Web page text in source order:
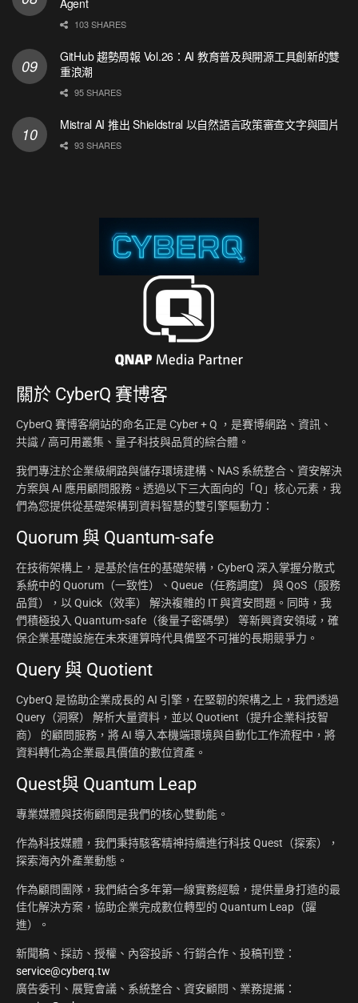
Agent
103 SHARES
GitHub 趨勢周報 Vol.26：AI 教育普及與開源工具創新的雙
重浪潮
95 SHARES
Mistral AI 推出 Shieldstral 以自然語言政策審查文字與圖片
93 SHARES
關於 CyberQ 賽博客
CyberQ 賽博客網站的命名正是 Cyber + Q ，是賽博網路、資訊、
共識 / 高可用叢集、量子科技與品質的綜合體。
我們專注於企業級網路與儲存環境建構、NAS 系統整合、資安解決
方案與 AI 應用顧問服務。透過以下三大面向的「Q」核心元素，我
們為您提供從基礎架構到資料智慧的雙引擎驅動力：
Quorum 與 Quantum-safe
在技術架構上，是基於信任的基礎架構，CyberQ 深入掌握分散式
系統中的 Quorum（一致性）、Queue（任務調度） 與 QoS（服務
品質），以 Quick（效率） 解決複雜的 IT 與資安問題。同時，我
們積極投入 Quantum-safe（後量子密碼學） 等新興資安領域，確
保企業基礎設施在未來運算時代具備堅不可摧的長期競爭力。
Query 與 Quotient
CyberQ 是協助企業成長的 AI 引擎，在堅韌的架構之上，我們透過
Query（洞察） 解析大量資料，並以 Quotient（提升企業科技智
商） 的顧問服務，將 AI 導入本機端環境與自動化工作流程中，將
資料轉化為企業最具價值的數位資產。
Quest與 Quantum Leap
專業媒體與技術顧問是我們的核心雙動能。
作為科技媒體，我們秉持駭客精神持續進行科技 Quest（探索），
探索海內外產業動態。
作為顧問團隊，我們結合多年第一線實務經驗，提供量身打造的最
佳化解決方案，協助企業完成數位轉型的 Quantum Leap（躍
進）。
新聞稿、採訪、授權、內容投訴、行銷合作、投稿刊登：
service@cyberq.tw
廣告委刊、展覽會議、系統整合、資安顧問、業務提攜：